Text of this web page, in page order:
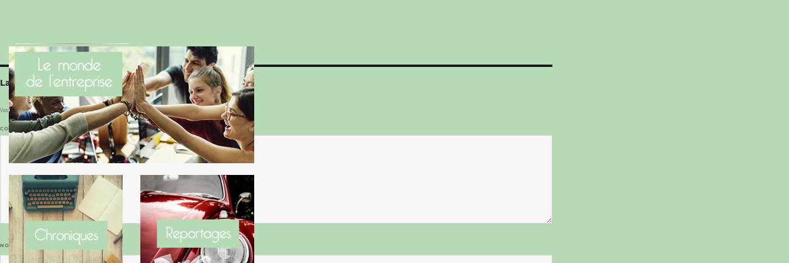
Laisser un commentaire
Votre adresse e-mail ne sera pas publiée.Les champs obligatoires sont indiqués avec*
COMMENTAIRE*
NOM